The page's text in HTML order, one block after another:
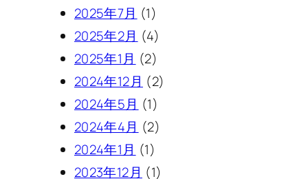
2025年7月 (1)
2025年2月 (4)
2025年1月 (2)
2024年12月 (2)
2024年5月 (1)
2024年4月 (2)
2024年1月 (1)
2023年12月 (1)